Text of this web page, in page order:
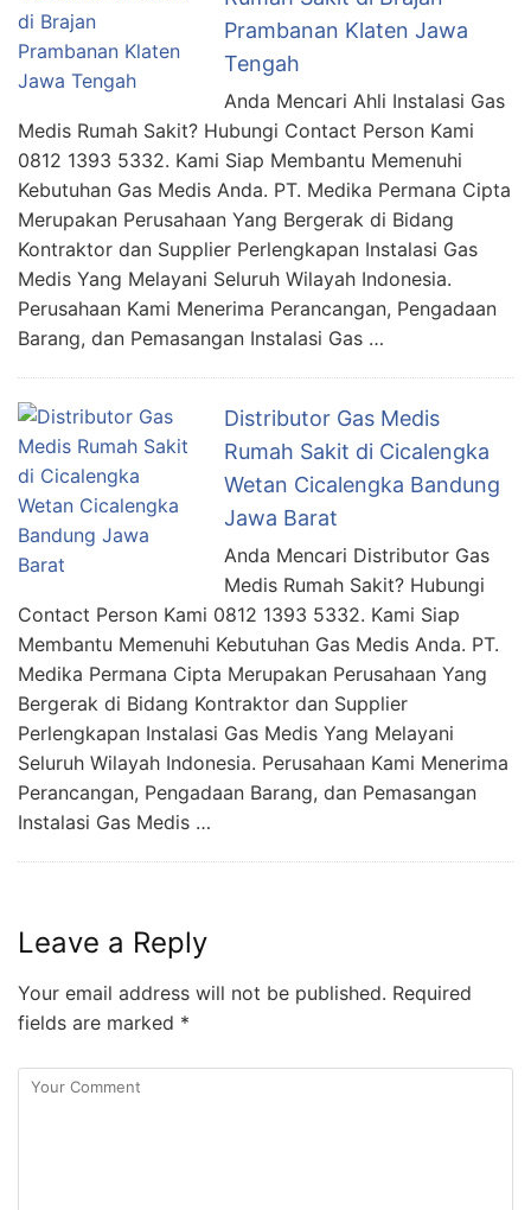
Prambanan Klaten Jawa
Tengah
Anda Mencari Ahli Instalasi Gas
Medis Rumah Sakit? Hubungi Contact Person Kami
0812 1393 5332. Kami Siap Membantu Memenuhi
Kebutuhan Gas Medis Anda. PT. Medika Permana Cipta
Merupakan Perusahaan Yang Bergerak di Bidang
Kontraktor dan Supplier Perlengkapan Instalasi Gas
Medis Yang Melayani Seluruh Wilayah Indonesia.
Perusahaan Kami Menerima Perancangan, Pengadaan
Barang, dan Pemasangan Instalasi Gas …
Distributor Gas Medis
Rumah Sakit di Cicalengka
Wetan Cicalengka Bandung
Jawa Barat
Anda Mencari Distributor Gas
Medis Rumah Sakit? Hubungi
Contact Person Kami 0812 1393 5332. Kami Siap
Membantu Memenuhi Kebutuhan Gas Medis Anda. PT.
Medika Permana Cipta Merupakan Perusahaan Yang
Bergerak di Bidang Kontraktor dan Supplier
Perlengkapan Instalasi Gas Medis Yang Melayani
Seluruh Wilayah Indonesia. Perusahaan Kami Menerima
Perancangan, Pengadaan Barang, dan Pemasangan
Instalasi Gas Medis …
Leave a Reply
Your email address will not be published. Required
fields are marked *